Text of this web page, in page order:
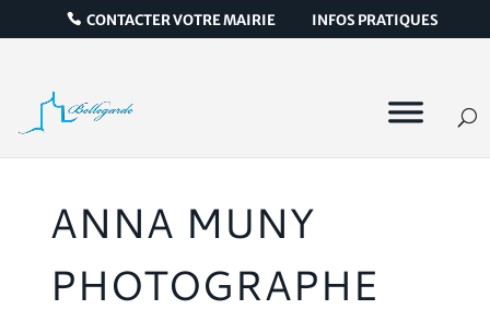
CONTACTER VOTRE MAIRIE INFOS PRATIQUES
ANNA MUNY
PHOTOGRAPHE